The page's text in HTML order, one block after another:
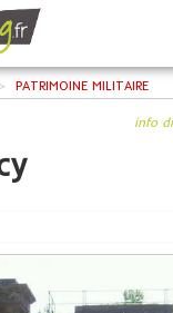
> PATRIMOINE MILITAIRE
info